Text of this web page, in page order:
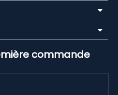
commande